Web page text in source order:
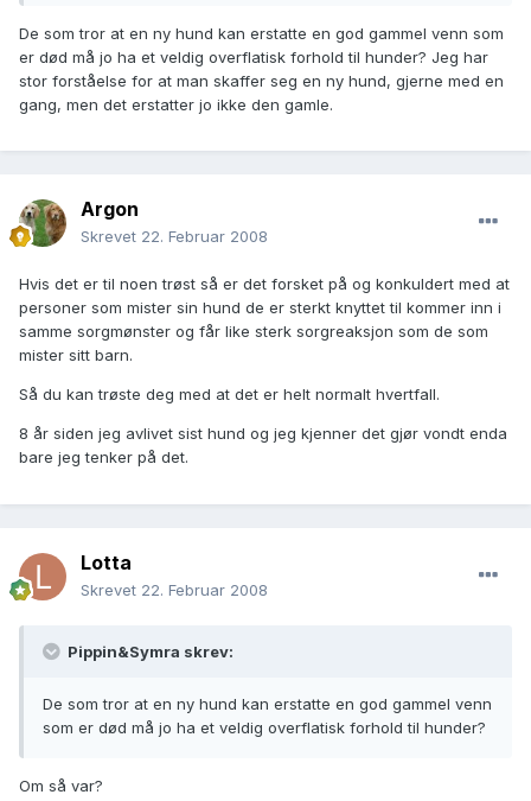
De som tror at en ny hund kan erstatte en god gammel venn som
er død må jo ha et veldig overflatisk forhold til hunder? Jeg har
stor forståelse for at man skaffer seg en ny hund, gjerne med en
gang, men det erstatter jo ikke den gamle.
Argon
Skrevet 22. Februar 2008
Hvis det er til noen trøst så er det forsket på og konkuldert med at
personer som mister sin hund de er sterkt knyttet til kommer inn i
samme sorgmønster og får like sterk sorgreaksjon som de som
mister sitt barn.
Så du kan trøste deg med at det er helt normalt hvertfall.
8 år siden jeg avlivet sist hund og jeg kjenner det gjør vondt enda
bare jeg tenker på det.
Lotta
Skrevet 22. Februar 2008
Pippin&Symra skrev:
De som tror at en ny hund kan erstatte en god gammel venn
som er død må jo ha et veldig overflatisk forhold til hunder?
Om så var?